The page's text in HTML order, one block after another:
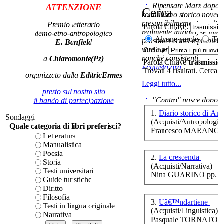
tra
ATTENZIONE
Premio letterario
demo-etno-antropologico
E. Banfield
a Chiaromonte(Pz)
organizzato dalla EditricErmes
presto sul nostro sito
il bando di partecipazione
Sondaggi
Quale categoria di libri preferisci?
Letteratura
Manualistica
Poesia
Storia
Testi universitari
Guide turistiche
Diritto
Filosofia
Testi in lingua originale
Narrativa
Ripensare Marx
comunismo storico
presumibilmemente
realmente iniziato, se
pensatori critici e
vere e proprie correnti
nonché consistenti.
Acquista ora...
Leggi tutto...
"Contro" nasce
cominciato con la
ripensaremarx. i saggi
questa collaborazione
è teorica, sempre però
presente fase.
Acquista ora...
A feed could not be
http://www.lastampa.it/
Cerca
Parola Chiave:
Alcune parole
Ordina:
Parola Chiave
Trovati 4 risultati.
1. Diario storico di
(Acquisti/
Francesco
2. La crescenda
(Acquisti/Narrativa)
Nina GUARINO pp.
3. Uâ€™ndartiene
(Acquisti/Linguistica)
Pasquale